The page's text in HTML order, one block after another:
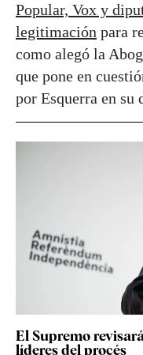
Popular, Vox y
legitimación para
como alegó la
que pone en
por Esquerra en su
El Supremo
líderes del procés